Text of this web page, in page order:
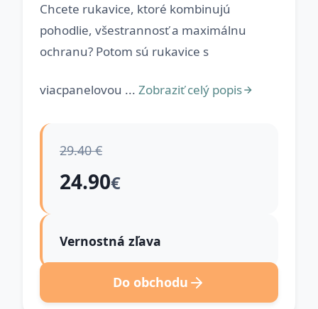
Chcete rukavice, ktoré kombinujú
pohodlie, všestrannosť a maximálnu
ochranu? Potom sú rukavice s
viacpanelovou ... Zobraziť celý popis
29.40 €
24.90€
Vernostná zľava
Do obchodu